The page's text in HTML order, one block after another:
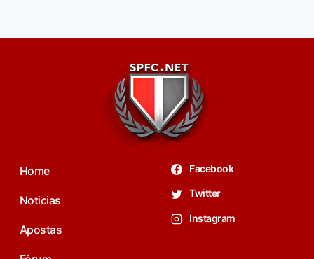
Home
Noticias
Apostas
Facebook
Twitter
Instagram